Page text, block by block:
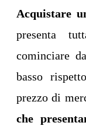
Acquistare
presenta
cominciare
basso
prezzo di
che